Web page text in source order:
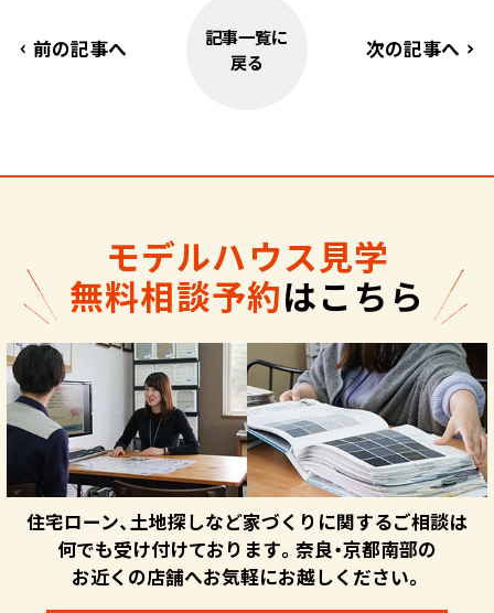
前の記事へ
記事一覧に
戻る
次の記事へ
モデルハウス見学
無料相談予約はこちら
住宅ローン、土地探しなど家づくりに関するご相談は
何でも受け付けております。奈良・京都南部の
お近くの店舗へお気軽にお越しください。